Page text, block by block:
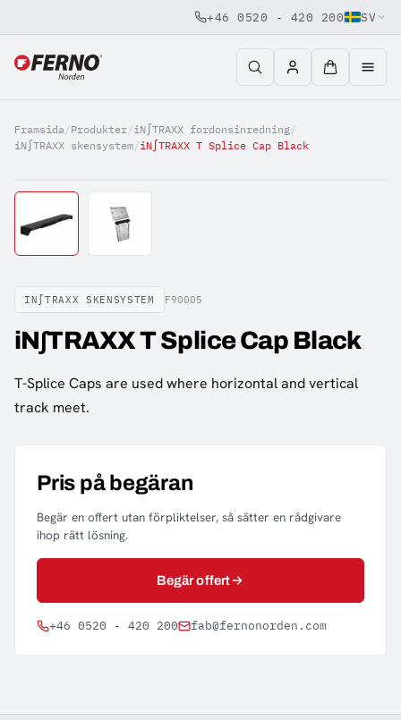
Jump to content
+46 0520 - 420 200 SV
Framsida/Produkter/iN∫TRAXX fordonsinredning/
iN∫TRAXX skensystem/iN∫TRAXX T Splice Cap Black
IN∫TRAXX SKENSYSTEM F90005
iN∫TRAXX T Splice Cap Black
T-Splice Caps are used where horizontal and vertical
track meet.
Pris på begäran
Begär en offert utan förpliktelser, så sätter en rådgivare
ihop rätt lösning.
Begär offert
+46 0520 - 420 200 fab@fernonorden.com